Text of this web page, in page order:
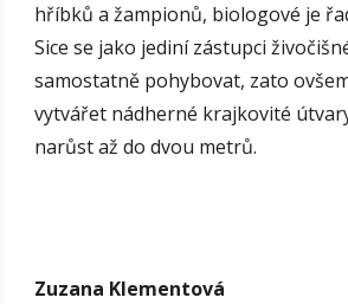
hříbků a žampionů, biologové je
Sice se jako jediní zástupci
samostatně pohybovat, zato
vytvářet nádherné krajkovité
narůst až do dvou metrů.
Zuzana Klementová